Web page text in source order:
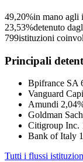
49,20%in mano agli
23,53%detenuto
799istituzioni
Principali
Bpifrance SA
Vanguard
Amundi
Goldman
Citigroup Inc.
Bank of Italy
Tutti i flussi